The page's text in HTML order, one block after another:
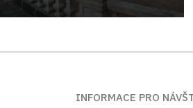
INFORMACE PRO